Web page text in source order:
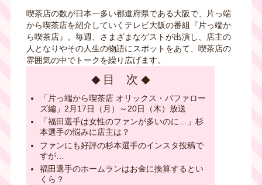
喫茶店の数が日本一多い都道府県である大阪で、片っ端
から喫茶店を紹介していくテレビ大阪の番組『片っ端か
ら喫茶店』。毎週、さまざまなゲストが出演し、店主の
人となりやその人生の物語にスポットをあて、喫茶店の
雰囲気の中でトークを繰り広げます。
目 次
「片っ端から喫茶店 オリックス・バファロー
ズ編」2月17日（月）～20日（木）放送
「福田選手は女性のファンが多いのに…」杉
本選手の悩みに店主は？
ファンにも好評の杉本選手のインスタ投稿で
すが…
福田選手のホームランはお金に換算するとい
くら？